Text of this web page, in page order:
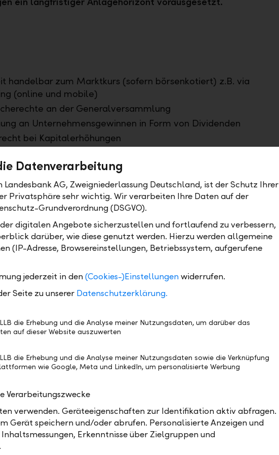
handelbar zum Marktkurs (sofern börsenkotiert) z.B. via
(online und mobile)
an der Generalversammlung
an Unternehmensgewinnen in Form von Dividenden
bei Kapitalerhöhungen
Aktienkursveränderung
betrachtet höhere Renditechancen als bei Obligationen
Bei einer Investition in eine einzelne Aktiengesellschaft
ist der Anleger ausschliesslich von der Entwicklung dieser
einen Aktie abhängig. Fällt diese stark, verringert sich der
Diversifikation in mehrere Unternehmen oder
Anlageklassen lassen sich mögliche Risiken massiv
Diversifikation via Anlagefonds an.
einen groben Überblick über interessante Aktien. Wir
empfehlen Ihnen, sich zusätzlich über wichtige Kriterien
in der Broschüre "
Datenverarbeitung
Landesbank AG, Zweigniederlassung Deutschland, ist der Schutz Ihrer
Privatsphäre sehr wichtig. Wir verarbeiten Ihre Daten auf der
Grundverordnung (DSGVO).
digitalen Angebote sicherzustellen und fortlaufend zu verbessern,
darüber, wie diese genutzt werden. Hierzu werden allgemeine
(IP-Adresse, Browsereinstellungen, Betriebssystem, aufgerufene
jederzeit in den(Cookies-)Einstellungenwiderrufen.
Seite zu unserer Datenschutzerklärung.
die Erhebung und die Analyse meiner Nutzungsdaten, um darüber das
auf dieser Website auszuwerten
die Erhebung und die Analyse meiner Nutzungsdaten sowie die Verknüpfung
wie Google, Meta und LinkedIn, um personalisierte Werbung
Verarbeitungszwecke
verwenden. Geräteeigenschaften zur Identifikation aktiv abfragen.
Gerät speichern und/oder abrufen. Personalisierte Anzeigen und
Erkenntnisse über Zielgruppen und